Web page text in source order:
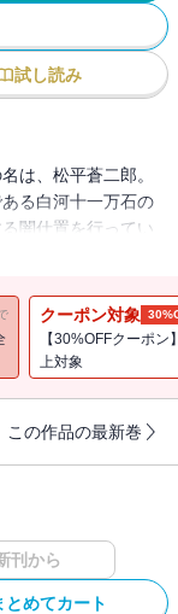
試し読み
は、松平蒼二郎。
る白河十一万石の
闇仕置を行ってい
している。蒼二郎
幕！
』改題）
クーポン対象
【30%OFFクーポ
上対象
この作品の最新巻
刊から
とめてカート